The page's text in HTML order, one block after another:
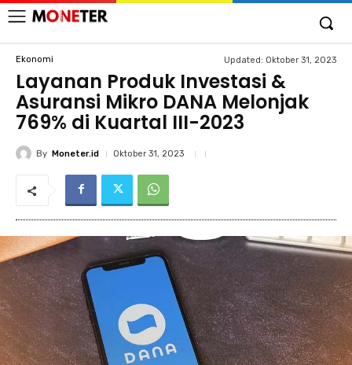
Ekonomi Updated: Oktober 31, 2023
Layanan Produk Investasi &
Asuransi Mikro DANA Melonjak
769% di Kuartal III-2023
By Moneter.id Oktober 31, 2023